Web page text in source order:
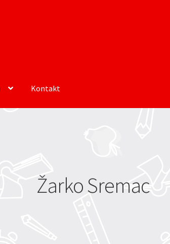
Kontakt
Žarko Sremac